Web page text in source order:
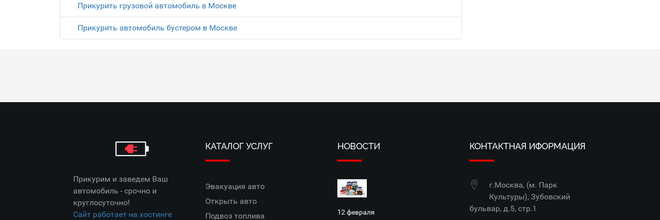
Прикурить грузовой автомобиль в Москве
Прикурить автомобиль бустером в Москве
Прикурим и заведем Ваш
автомобиль - срочно и
круглосуточно!
Сайт работает на хостинге
КАТАЛОГ УСЛУГ
Эвакуация авто
Открыть авто
Подвоз топлива
НОВОСТИ
12 февраля
КОНТАКТНАЯ ИФОРМАЦИЯ
г.Москва, (м. Парк
Культуры), Зубовский
бульвар, д.5, стр.1